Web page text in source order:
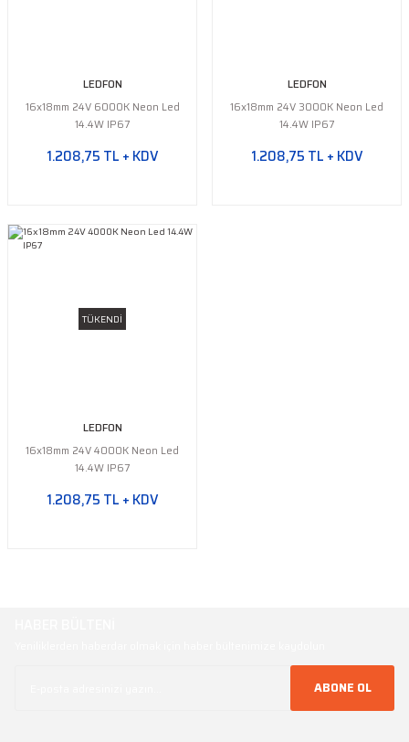
LEDFON
16x18mm 24V 6000K Neon Led
14.4W IP67
1.208,75 TL + KDV
LEDFON
16x18mm 24V 3000K Neon Led
14.4W IP67
1.208,75 TL + KDV
TÜKENDİ
LEDFON
16x18mm 24V 4000K Neon Led
14.4W IP67
1.208,75 TL + KDV
ABONE OL